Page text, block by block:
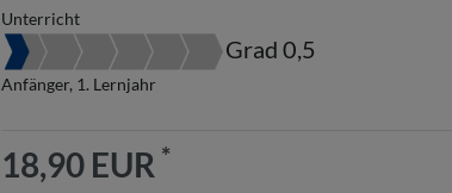
Unterricht
Grad 0,5
Anfänger, 1. Lernjahr
18,90 EUR *